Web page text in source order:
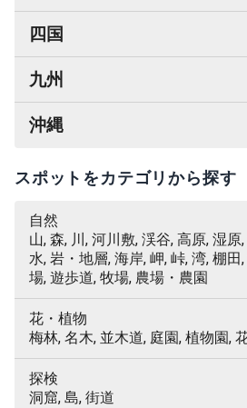
四国
九州
沖縄
スポットをカテゴリから探す
自然
山, 森, 川, 河川敷, 渓谷, 高原, 湿原
水, 岩・地層, 海岸, 岬, 峠, 湾, 棚
場, 遊歩道, 牧場, 農場・農園
花・植物
梅林, 名木, 並木道, 庭園, 植物園,
探検
洞窟, 島, 街道